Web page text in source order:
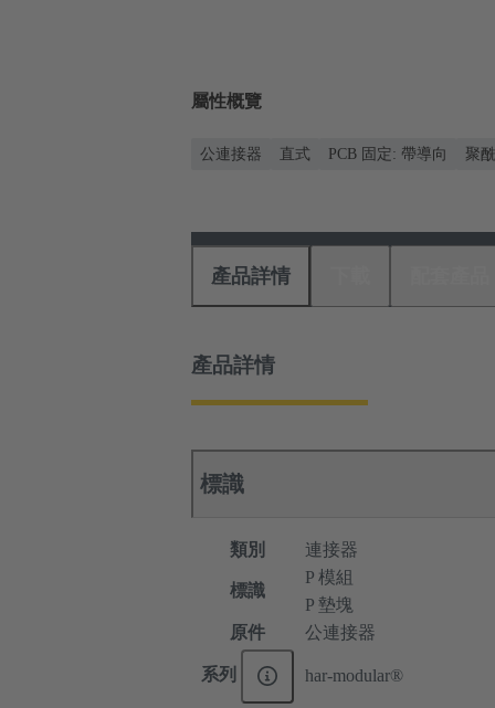
屬性概覽
公連接器 直式 PCB 固定: 帶導向 聚
產品詳情
產品詳情
標識
類別 連接器
標識
P 模組
P 墊塊
原件
公連接器
系列 har-modular®